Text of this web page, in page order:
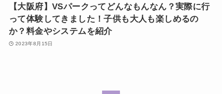
【大阪府】VSパークってどんなもんなん？実際に行
って体験してきました！子供も大人も楽しめるの
か？料金やシステムを紹介
2023年8月15日